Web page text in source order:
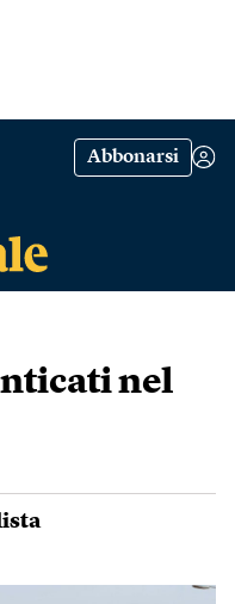
Abbonarsi
nel